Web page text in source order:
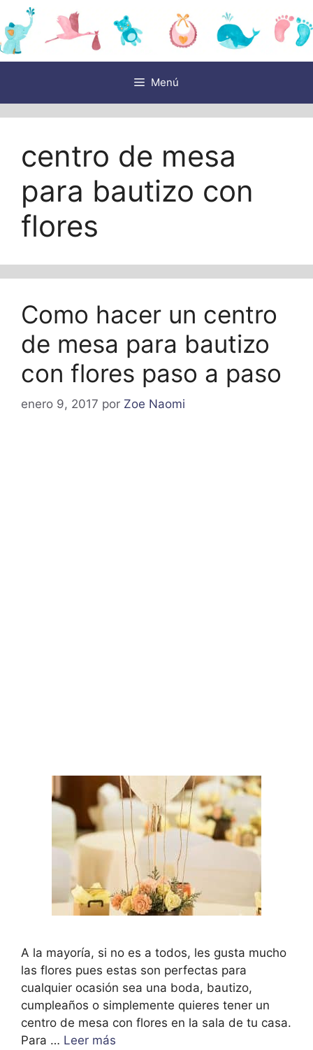
Saltar
al
contenido
Menú
centro de mesa
para bautizo con
flores
Como hacer un centro
de mesa para bautizo
con flores paso a paso
enero 9, 2017 por Zoe Naomi
A la mayoría, si no es a todos, les gusta mucho
las flores pues estas son perfectas para
cualquier ocasión sea una boda, bautizo,
cumpleaños o simplemente quieres tener un
centro de mesa con flores en la sala de tu casa.
Para … Leer más